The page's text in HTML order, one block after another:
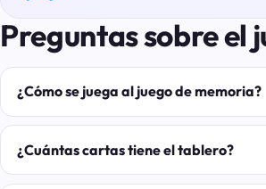
Preguntas sobre el
¿Cómo se juega al juego de memoria?
¿Cuántas cartas tiene el tablero?